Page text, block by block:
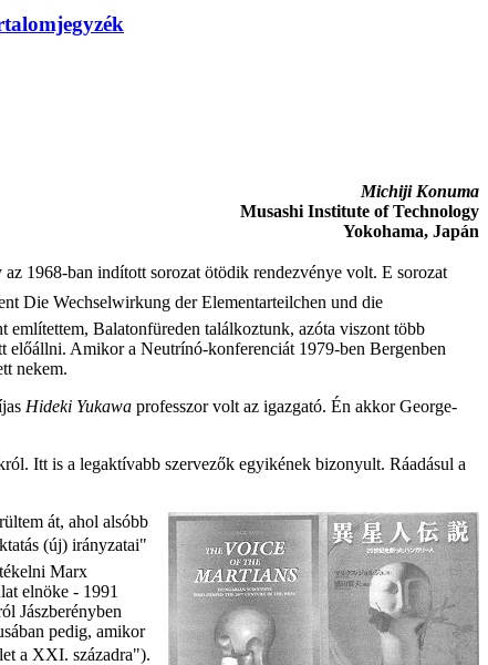
Michiji Konuma
Musashi Institute of Technology
Yokohama, Japán
1968-ban indított sorozat ötödik rendezvénye volt. E sorozat
Die Wechselwirkung der Elementarteilchen und die
említettem, Balatonfüreden találkoztunk, azóta viszont több
előállni. Amikor a Neutrínó-konferenciát 1979-ben Bergenben
nekem.
Hideki Yukawa professzor volt az igazgató. Én akkor George-
Itt is a legaktívabb szervezők egyikének bizonyult. Ráadásul a
át, ahol alsóbb
(új) irányzatai"
Marx
elnöke - 1991
Jászberényben
pedig, amikor
a XXI. századra").